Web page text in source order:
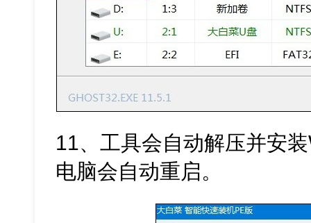
11、工具会自动解压并安
电脑会自动重启。